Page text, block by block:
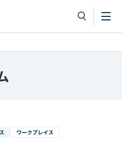
ワークプレイス